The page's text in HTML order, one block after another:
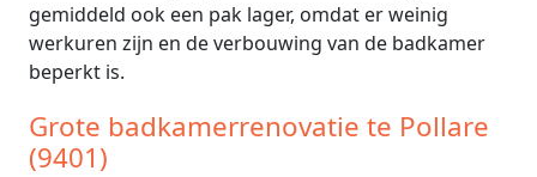
gemiddeld ook een pak lager, omdat er weinig
werkuren zijn en de verbouwing van de badkamer
beperkt is.
Grote badkamerrenovatie te Pollare
(9401)